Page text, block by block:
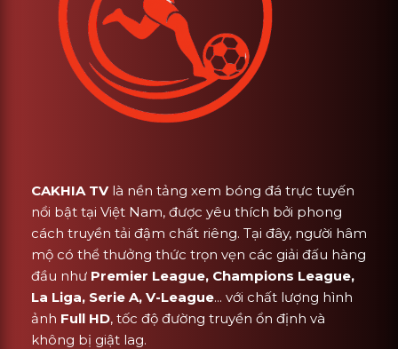
CAKHIA TVlà nền tảng xem bóng đá trực tuyến
nổi bật tại Việt Nam, được yêu thích bởi phong
cách truyền tải đậm chất riêng. Tại đây, người hâm
mộ có thể thưởng thức trọn vẹn các giải đấu hàng
đầu như Premier League, Champions League,
La Liga, Serie A, V-League... với chất lượng hình
ảnh Full HD, tốc độ đường truyền ổn định và
không bị giật lag.